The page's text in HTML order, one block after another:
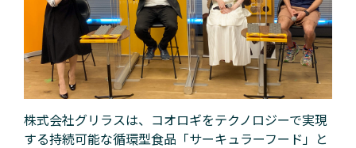
株式会社グリラスは、コオロギをテクノロジーで実現
する持続可能な循環型食品「サーキュラーフード」と